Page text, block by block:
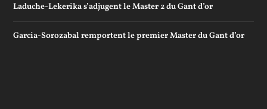
Laduche-Lekerika s’adjugent le Master 2 du Gant d’or
Garcia-Sorozabal remportent le premier Master du Gant d’or